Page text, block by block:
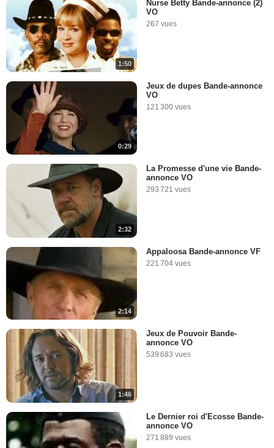
1:50
Nurse Betty Bande-annonce (2)
VO
267 vues
0:29
Jeux de dupes Bande-annonce
VO
121 300 vues
2:32
La Promesse d'une vie Bande-
annonce VO
293 721 vues
2:14
Appaloosa Bande-annonce VF
221 704 vues
1:46
Jeux de Pouvoir Bande-
annonce VO
539 683 vues
Le Dernier roi d'Ecosse Bande-
annonce VO
271 889 vues